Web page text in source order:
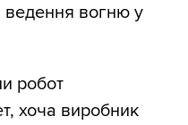
ведення вогню у
робот
хоча виробник